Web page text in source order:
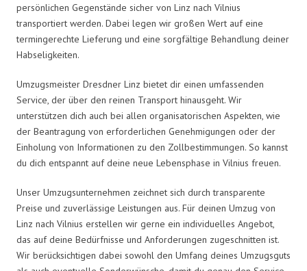
persönlichen Gegenstände sicher von Linz nach Vilnius
transportiert werden. Dabei legen wir großen Wert auf eine
termingerechte Lieferung und eine sorgfältige Behandlung deiner
Habseligkeiten.
Umzugsmeister Dresdner Linz bietet dir einen umfassenden
Service, der über den reinen Transport hinausgeht. Wir
unterstützen dich auch bei allen organisatorischen Aspekten, wie
der Beantragung von erforderlichen Genehmigungen oder der
Einholung von Informationen zu den Zollbestimmungen. So kannst
du dich entspannt auf deine neue Lebensphase in Vilnius freuen.
Unser Umzugsunternehmen zeichnet sich durch transparente
Preise und zuverlässige Leistungen aus. Für deinen Umzug von
Linz nach Vilnius erstellen wir gerne ein individuelles Angebot,
das auf deine Bedürfnisse und Anforderungen zugeschnitten ist.
Wir berücksichtigen dabei sowohl den Umfang deines Umzugsguts